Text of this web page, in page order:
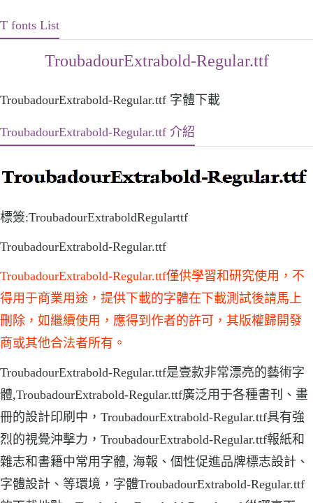
T fonts List
TroubadourExtrabold-Regular.ttf
TroubadourExtrabold-Regular.ttf 字體下載
TroubadourExtrabold-Regular.ttf 介紹
標簽:TroubadourExtraboldRegularttf
TroubadourExtrabold-Regular.ttf
TroubadourExtrabold-Regular.ttf僅供學習和研究使用，不
得用于商業用途，提供下載的字體在下載測試後請馬上
刪除，如繼續使用，應得到作者的許可，其版權歸開發
商或其他合法者所有。
TroubadourExtrabold-Regular.ttf是壹款非常漂亮的藝術字
體,TroubadourExtrabold-Regular.ttf廣泛用于各種書刊、畫
冊的設計印刷中，TroubadourExtrabold-Regular.ttf具有強
烈的視覺沖擊力，TroubadourExtrabold-Regular.ttf報紙和
雜志和書籍中常用字體, 海報、個性促進品牌標志設計、
字體設計、等環境，字體TroubadourExtrabold-Regular.ttf